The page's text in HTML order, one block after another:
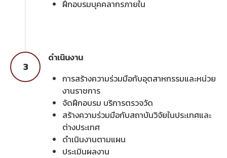
ฝึกอบรมบุคคลากรภายใน
3
ดำเนินงาน
การสร้างความร่วมมือกับอุตสาหกรรมและหน่วย
งานราชการ
จัดฝึกอบรม บริการตรวจวัด
สร้างความร่วมมือกับสถาบันวิจัยในประเทศและ
ต่างประเทศ
ดำเนินงานตามแผน
ประเมินผลงาน